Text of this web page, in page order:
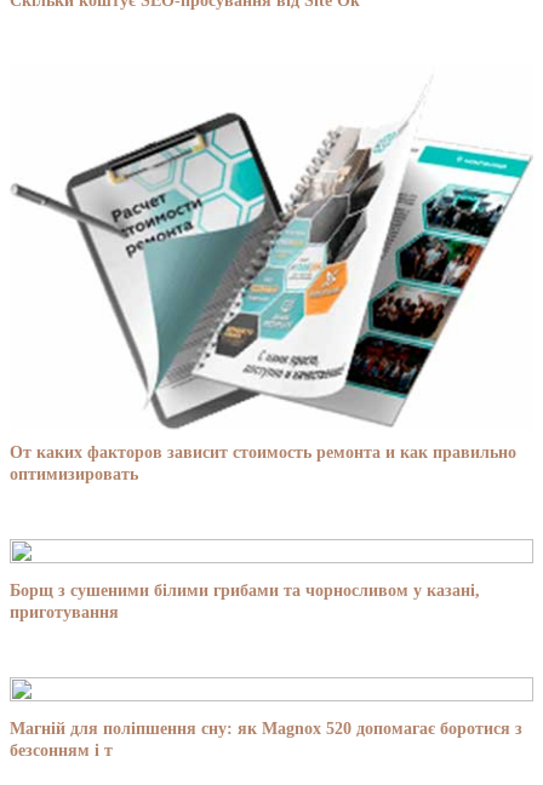
От каких факторов зависит стоимость ремонта и как правильно
оптимизировать
Борщ з сушеними білими грибами та чорносливом у казані,
приготування
Магній для поліпшення сну: як Magnox 520 допомагає боротися з
безсонням і т